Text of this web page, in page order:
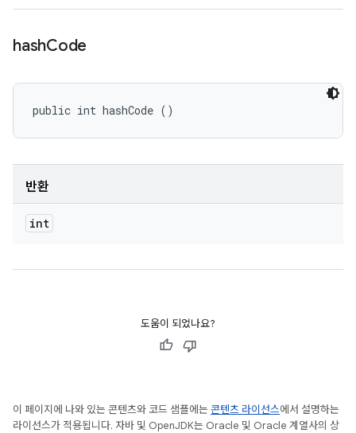
hashCode
public int hashCode ()
반환
int
도움이 되었나요?
이 페이지에 나와 있는 콘텐츠와 코드 샘플에는 콘텐츠 라이선스에서 설명하는
라이선스가 적용됩니다. 자바 및 OpenJDK는 Oracle 및 Oracle 계열사의 상